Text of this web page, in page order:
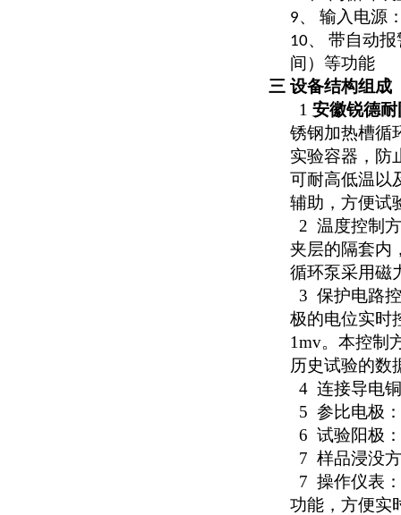
9、 输入电源
10、
带自动
间）等功能
三 设备结构组成
1 安徽锐德
锈钢加热槽循
实验容器，防
可耐高低温以
辅助，方便试
2 温度控制
夹层的隔套内
循环泵采用磁
3 保护电路
极的电位实时
1mv。本控制
历史试验的数
4 连接导电
5 参比电极
6 试验阳极
7 样品浸没
7 操作仪表：
功能，方便实